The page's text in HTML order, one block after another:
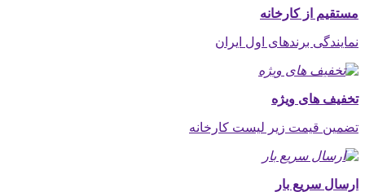
مستقیم از کارخانه
نمایندگی برندهای اول ایران
تخفیف های ویژه
تضمین قیمت زیر لیست کارخانه
ارسال سریع بار